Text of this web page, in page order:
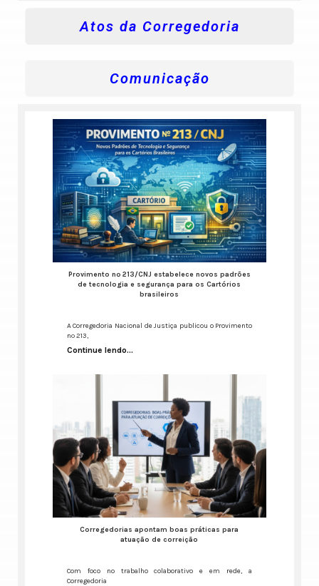
Atos da Corregedoria
Comunicação
Provimento nº 213/CNJ estabelece novos padrões
de tecnologia e segurança para os Cartórios
brasileiros
A Corregedoria Nacional de Justiça publicou o Provimento
nº 213,
Continue lendo...
Corregedorias apontam boas práticas para
atuação de correição
Com foco no trabalho colaborativo e em rede, a
Corregedoria